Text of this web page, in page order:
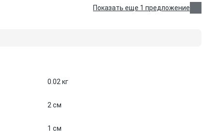
Показать еще 1 предложение
0.02 кг
2 см
1 см